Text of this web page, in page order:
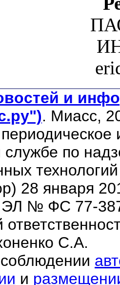
и
. Миасс,
по
28 января
ЭЛ № ФС 77-
С.А.
и